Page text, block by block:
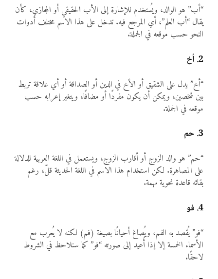
“أب” هو الوالد، ويُستخدم للإشارة إلى الأب الحقيقي أو المجازي، كأن
يقال “أب العلم”، أي المرجع فيه. تدخل على هذا الاسم مختلف أدوات
النحو حسب موقعه في الجملة.
2. أخ
“أخ” يدل على الشقيق أو الأخ في الدين أو الصداقة أو أي علاقة تربط
بين شخصين، ويمكن أن يكون مفردًا أو مضافًا، ويتغير إعرابه حسب
موقعه في الجملة.
3. حم
“حم” هو والد الزوج أو أقارب الزوج، ويستعمل في اللغة العربية للدلالة
على المصاهرة. لكن استخدام هذا الاسم في اللغة الحديثة قلّ، رغم
بقائه قاعدة نحوية مهمة.
4. فو
“فو” يُقصد به الفم، ويُصاغ أحيانًا بصيغة (فم) لكنه لا يُعرب مع
الأسماء الخمسة إلا إذا أُعيد إلى صورته “فو” كما سنلاحظ في الشروط
لاحقًا.